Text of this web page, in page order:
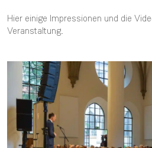
Hier einige Impressionen und die
Veranstaltung.